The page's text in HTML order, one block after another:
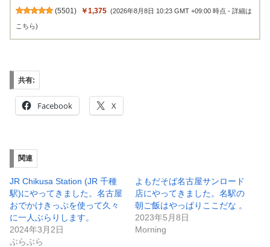
(5501) ￥1,375 (2026年8月8日 10:23 GMT +09:00 時点 -詳細は
こちら)
共有:
Facebook X
関連
JR Chikusa Station (JR 千種
駅)にやってきました。名古屋
おでかけきっぷを使って久々
に一人ぶらりします。
2024年3月2日
ぶらぶら
よもだそば名古屋サンロード
店にやってきました。名駅の
朝ご飯はやっぱりここだな 。
2023年5月8日
Morning